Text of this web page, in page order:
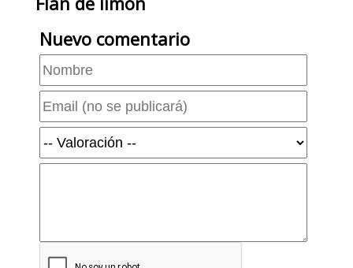
Nuevo comentario